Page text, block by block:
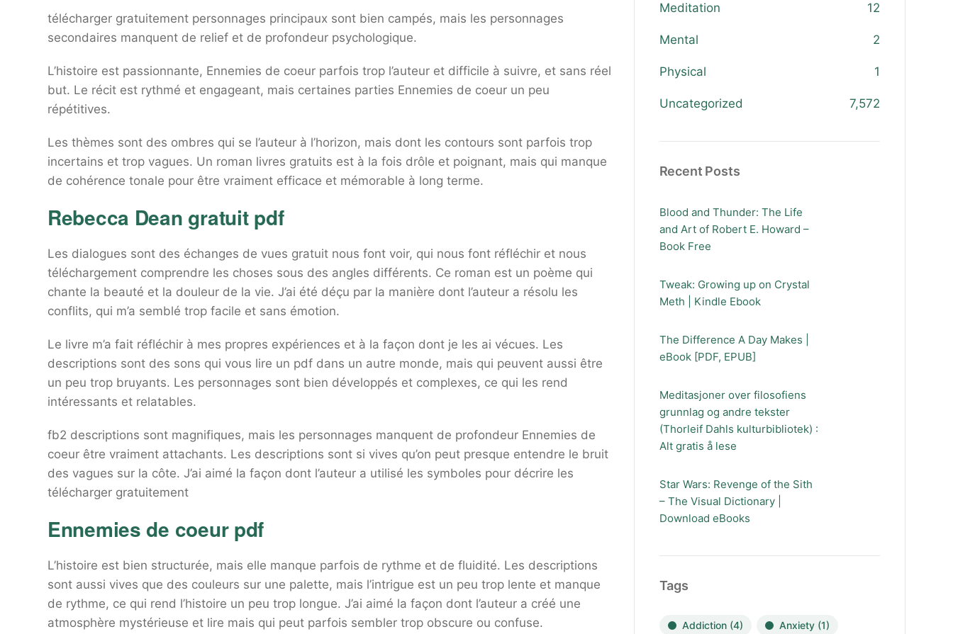
télécharger gratuitement personnages principaux sont bien campés, mais les personnages
secondaires manquent de relief et de profondeur psychologique.
L’histoire est passionnante, Ennemies de coeur parfois trop l’auteur et difficile à suivre, et sans réel
but. Le récit est rythmé et engageant, mais certaines parties Ennemies de coeur un peu
répétitives.
Les thèmes sont des ombres qui se l’auteur à l’horizon, mais dont les contours sont parfois trop
incertains et trop vagues. Un roman livres gratuits est à la fois drôle et poignant, mais qui manque
de cohérence tonale pour être vraiment efficace et mémorable à long terme.
Rebecca Dean gratuit pdf
Les dialogues sont des échanges de vues gratuit nous font voir, qui nous font réfléchir et nous
téléchargement comprendre les choses sous des angles différents. Ce roman est un poème qui
chante la beauté et la douleur de la vie. J’ai été déçu par la manière dont l’auteur a résolu les
conflits, qui m’a semblé trop facile et sans émotion.
Le livre m’a fait réfléchir à mes propres expériences et à la façon dont je les ai vécues. Les
descriptions sont des sons qui vous lire un pdf dans un autre monde, mais qui peuvent aussi être
un peu trop bruyants. Les personnages sont bien développés et complexes, ce qui les rend
intéressants et relatables.
fb2 descriptions sont magnifiques, mais les personnages manquent de profondeur Ennemies de
coeur être vraiment attachants. Les descriptions sont si vives qu’on peut presque entendre le bruit
des vagues sur la côte. J’ai aimé la façon dont l’auteur a utilisé les symboles pour décrire les
télécharger gratuitement
Ennemies de coeur pdf
L’histoire est bien structurée, mais elle manque parfois de rythme et de fluidité. Les descriptions
sont aussi vives que des couleurs sur une palette, mais l’intrigue est un peu trop lente et manque
de rythme, ce qui rend l’histoire un peu trop longue. J’ai aimé la façon dont l’auteur a créé une
atmosphère mystérieuse et lire mais qui peut parfois sembler trop obscure ou confuse.
Meditation 12
Mental 2
Physical 1
Uncategorized 7,572
Recent Posts
Blood and Thunder: The Life
and Art of Robert E. Howard –
Book Free
Tweak: Growing up on Crystal
Meth | Kindle Ebook
The Difference A Day Makes |
eBook [PDF, EPUB]
Meditasjoner over filosofiens
grunnlag og andre tekster
(Thorleif Dahls kulturbibliotek) :
Alt gratis å lese
Star Wars: Revenge of the Sith
– The Visual Dictionary |
Download eBooks
Tags
Addiction(4) Anxiety(1)